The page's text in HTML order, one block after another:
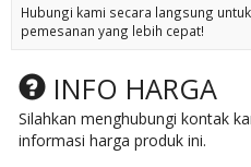
Hubungi kami secara langsung untuk
pemesanan yang lebih cepat!
INFO HARGA
Silahkan menghubungi kontak
informasi harga produk ini.